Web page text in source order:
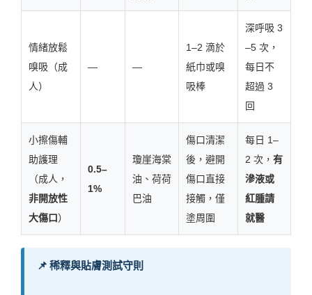
情緒放鬆
嗅吸（成
人）
— —
1–2 滴於
紙巾或嗅
吸棒
深呼吸 3
–5 次，
每日不
超過 3
回
小擦傷輔
助護理
（成人，
非開放性
大傷口）
0.5–
1%
瓊崖海棠
油、荷荷
巴油
傷口清潔
後，避開
傷口直接
接觸，僅
塗周圍
每日 1–
2 次， 有
滲液或
紅腫請
就醫
📌 稀釋與貼膚測試守則